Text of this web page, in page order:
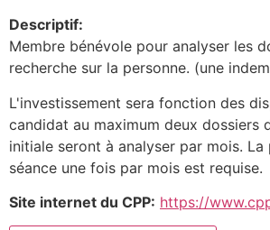
Descriptif:
Membre bénévole pour analyser les
recherche sur la personne. (une
L'investissement sera fonction des
candidat au maximum deux dossiers
initiale seront à analyser par mois. La
séance une fois par mois est requise.
Site internet du CPP: https://